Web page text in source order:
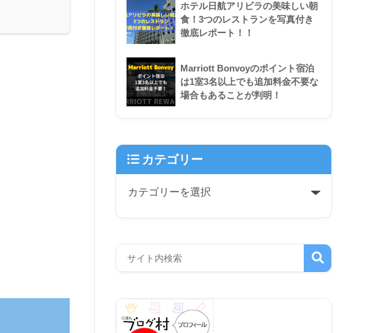
ホテル日航アリビラの美味しい朝
食！3つのレストランを写真付き
徹底レポート！！
Marriott Bonvoyのポイント宿泊
は1室3名以上でも追加料金不要な
場合もあることが判明！
カテゴリー